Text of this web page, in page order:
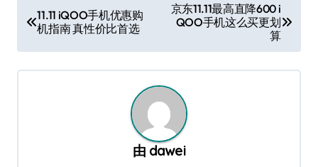
章
导
航
11.11 iQOO手机优惠购
机指南 真性价比首选
京东11.11最高直降600 i
QOO手机这么买更划
算
由 dawei